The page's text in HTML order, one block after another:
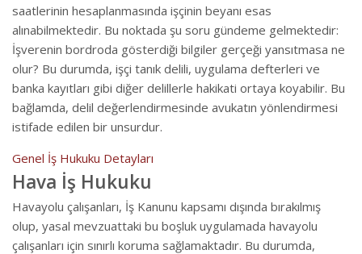
saatlerinin hesaplanmasında işçinin beyanı esas
alınabilmektedir. Bu noktada şu soru gündeme gelmektedir:
İşverenin bordroda gösterdiği bilgiler gerçeği yansıtmasa ne
olur? Bu durumda, işçi tanık delili, uygulama defterleri ve
banka kayıtları gibi diğer delillerle hakikati ortaya koyabilir. Bu
bağlamda, delil değerlendirmesinde avukatın yönlendirmesi
istifade edilen bir unsurdur.
Genel İş Hukuku Detayları
Hava İş Hukuku
Havayolu çalışanları, İş Kanunu kapsamı dışında bırakılmış
olup, yasal mevzuattaki bu boşluk uygulamada havayolu
çalışanları için sınırlı koruma sağlamaktadır. Bu durumda,